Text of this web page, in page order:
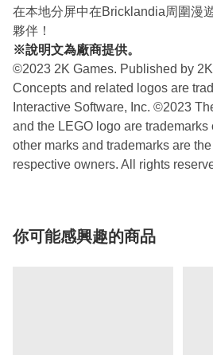
在本地分屏中在Bricklandia周圍漫
夥伴！
※說明文為廠商提供。
©2023 2K Games. Published by
Concepts and related logos are
Interactive Software, Inc. ©2023
and the LEGO logo are trademarks
other marks and trademarks are
respective owners. All rights
你可能感興趣的商品